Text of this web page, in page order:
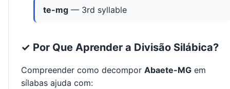
te-mg — 3rd syllable
✓ Por Que Aprender a Divisão Silábica?
Compreender como decompor Abaete-MG em
sílabas ajuda com: